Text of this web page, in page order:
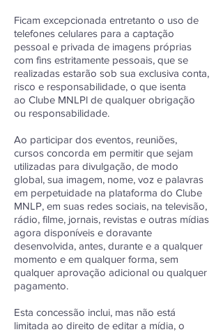
Ficam excepcionada entretanto o uso de
telefones celulares para a captação
pessoal e privada de imagens próprias
com fins estritamente pessoais, que se
realizadas estarão sob sua exclusiva conta,
risco e responsabilidade, o que isenta
ao Clube MNLPl de qualquer obrigação
ou responsabilidade.
Ao participar dos eventos, reuniões,
cursos concorda em permitir que sejam
utilizadas para divulgação, de modo
global, sua imagem, nome, voz e palavras
em perpetuidade na plataforma do Clube
MNLP, em suas redes sociais, na televisão,
rádio, filme, jornais, revistas e outras mídias
agora disponíveis e doravante
desenvolvida, antes, durante e a qualquer
momento e em qualquer forma, sem
qualquer aprovação adicional ou qualquer
pagamento.
Esta concessão inclui, mas não está
limitada ao direito de editar a mídia, o